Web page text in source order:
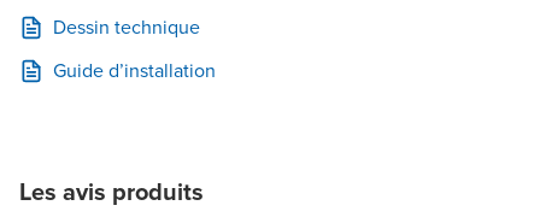
Dessin technique
Guide d’installation
Les avis produits